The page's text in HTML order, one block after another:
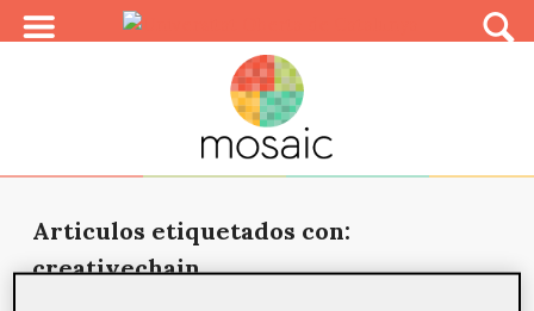
Articulos etiquetados con:
creativechain